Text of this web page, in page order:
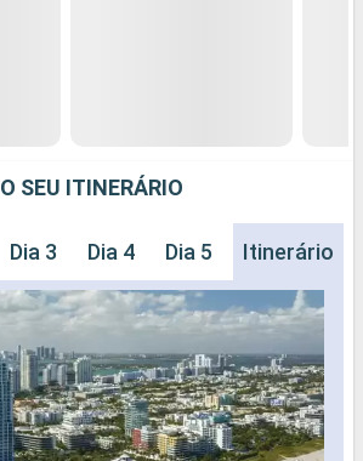
O SEU ITINERÁRIO
Dia 3 Dia 4 Dia 5 Dia 6 Dia
Itinerário